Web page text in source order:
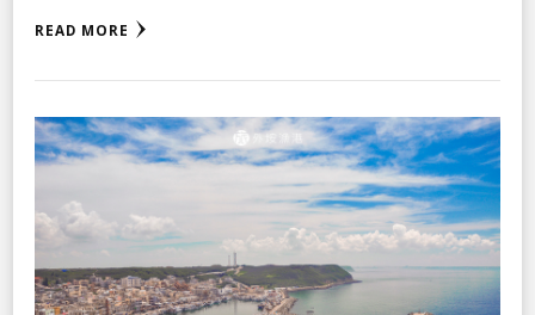
READ MORE